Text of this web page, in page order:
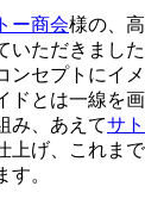
ー商会様の、
いただきました
ンセプトにイ
ドとは一線を
み、あえてサ
上げ、これま
。